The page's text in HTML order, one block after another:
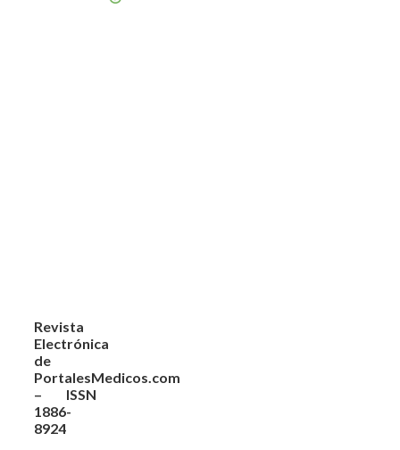
Revista
Electrónica
de
PortalesMedicos.com
– ISSN
1886-
8924